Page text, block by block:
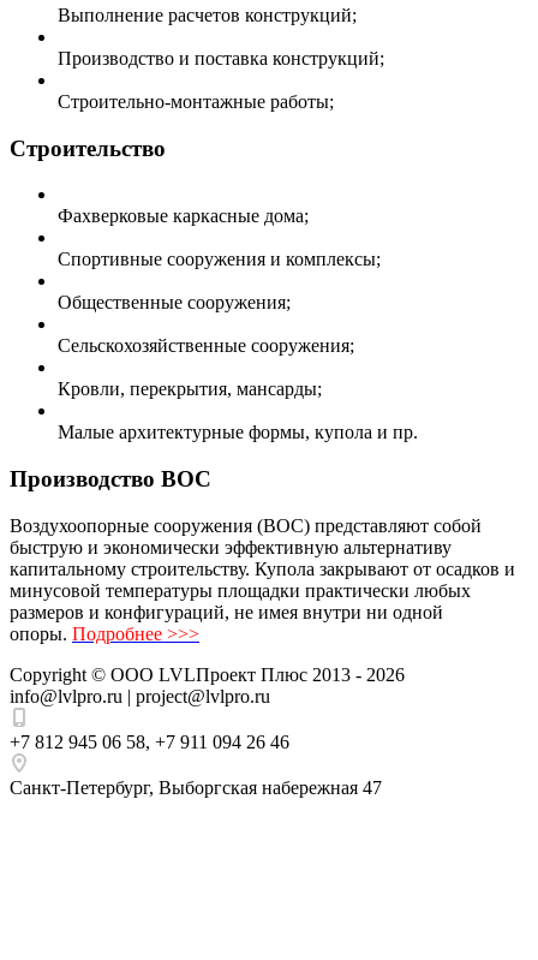
Выполнение расчетов конструкций;
Производство и поставка конструкций;
Строительно-монтажные работы;
Строительство
Фахверковые каркасные дома;
Спортивные сооружения и комплексы;
Общественные сооружения;
Сельскохозяйственные сооружения;
Кровли, перекрытия, мансарды;
Малые архитектурные формы, купола и пр.
Производство ВОС
Воздухоопорные сооружения (ВОС) представляют собой
быструю и экономически эффективную альтернативу
капитальному строительству. Купола закрывают от осадков и
минусовой температуры площадки практически любых
размеров и конфигураций, не имея внутри ни одной
опоры. Подробнее >>>
Copyright © ООО LVLПроект Плюс 2013 - 2026
info@lvlpro.ru | project@lvlpro.ru
+7 812 945 06 58, +7 911 094 26 46
Санкт-Петербург, Выборгская набережная 47